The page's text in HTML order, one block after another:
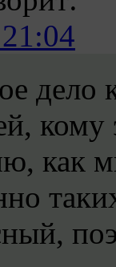
дело
кому
как